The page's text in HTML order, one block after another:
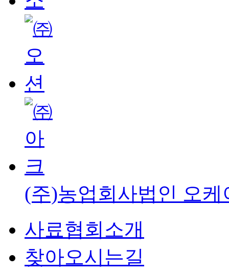
(주)농업회사법인 오케
사료협회소개
찾아오시는길